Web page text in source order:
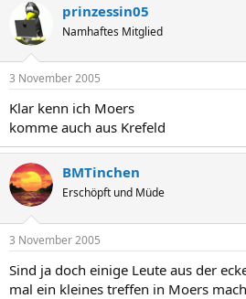
prinzessin05
Namhaftes Mitglied
3 November 2005
Klar kenn ich Moers
komme auch aus Krefeld
BMTinchen
Erschöpft und Müde
3 November 2005
Sind ja doch einige Leute aus der
mal ein kleines treffen in Moers